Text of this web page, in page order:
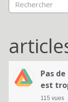
e
n
u
Catégories
Discussions
Activité
L
Pas
est
115 vues